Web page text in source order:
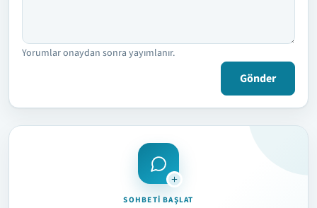
Yorumlar onaydan sonra yayımlanır.
Gönder
SOHBETI BAŞLAT